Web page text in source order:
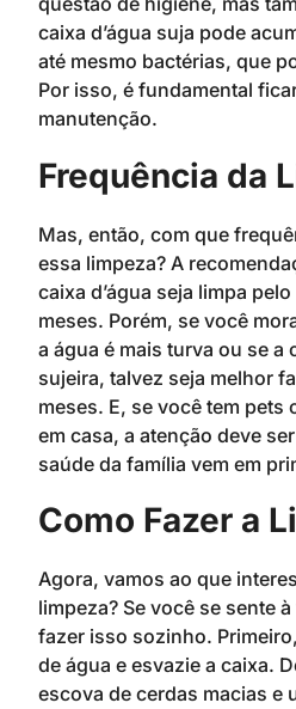
caixa d’água suja pode
até mesmo bactérias, que
Por isso, é fundamental
manutenção.
Frequência da
Mas, então, com que
essa limpeza? A
caixa d’água seja limpa
meses. Porém, se você
a água é mais turva ou se a
sujeira, talvez seja melhor
meses. E, se você tem pets
em casa, a atenção deve
saúde da família vem em
Como Fazer a
Agora, vamos ao que
limpeza? Se você se sente
fazer isso sozinho.
de água e esvazie a caixa.
escova de cerdas macias e